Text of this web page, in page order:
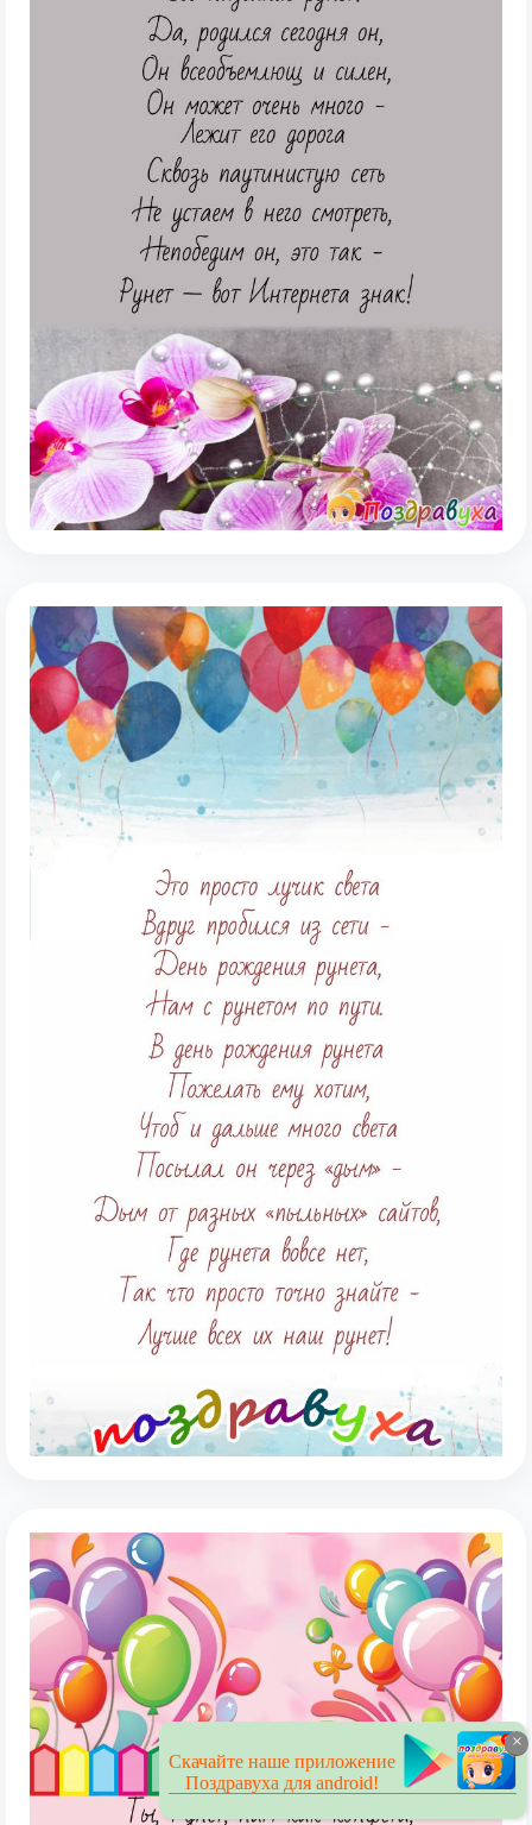
×
Скачайте наше приложение
Поздравуха для android!